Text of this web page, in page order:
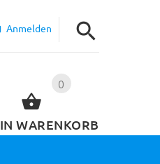
Anmelden
0
WARENKORB